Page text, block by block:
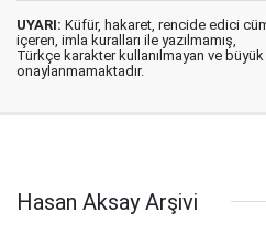
UYARI: Küfür, hakaret, rencide edici
içeren, imla kuralları ile yazılmamış,
Türkçe karakter kullanılmayan ve
onaylanmamaktadır.
Hasan Aksay Arşivi